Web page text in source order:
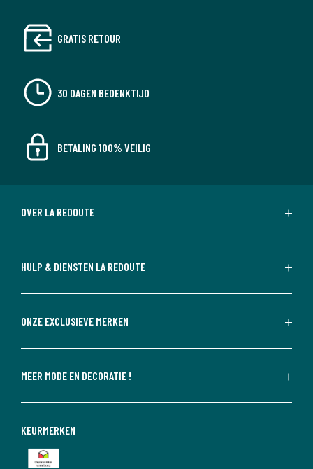
GRATIS RETOUR
30 DAGEN BEDENKTIJD
BETALING 100% VEILIG
OVER LA REDOUTE
HULP & DIENSTEN LA REDOUTE
ONZE EXCLUSIEVE MERKEN
MEER MODE EN DECORATIE !
KEURMERKEN